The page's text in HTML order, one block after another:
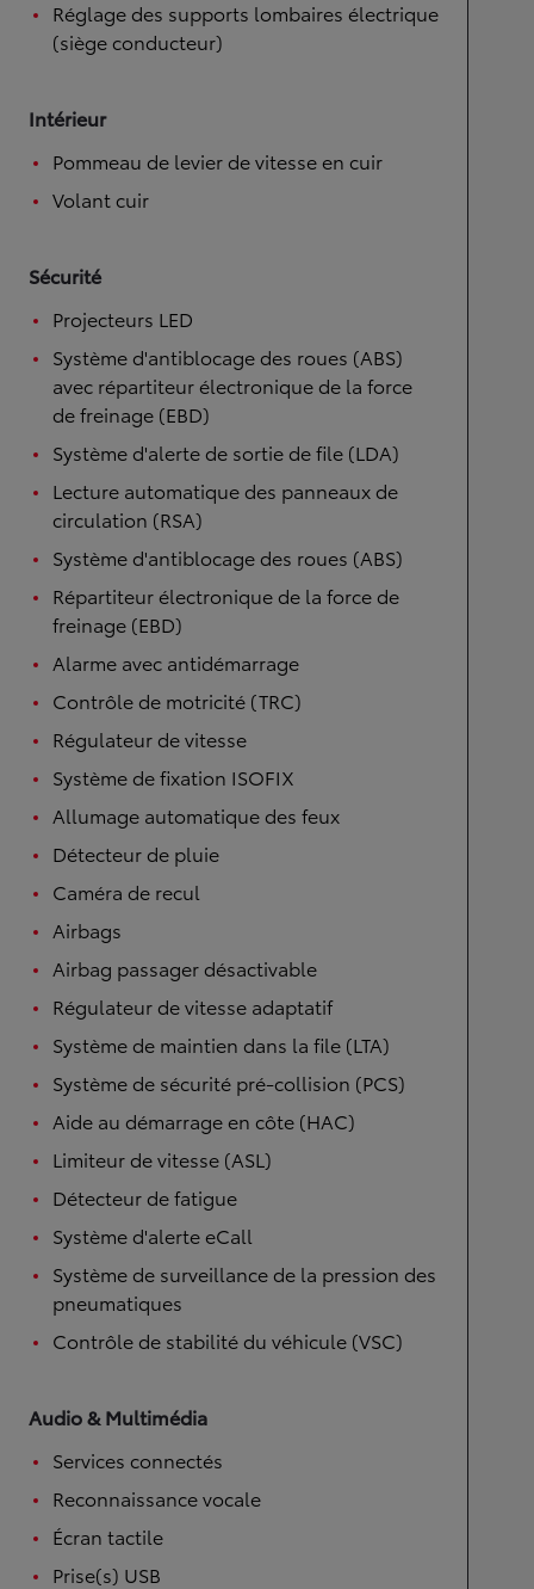
Réglage des supports lombaires électrique
(siège conducteur)
Intérieur
Pommeau de levier de vitesse en cuir
Volant cuir
Sécurité
Projecteurs LED
Système d'antiblocage des roues (ABS)
avec répartiteur électronique de la force
de freinage (EBD)
Système d'alerte de sortie de file (LDA)
Lecture automatique des panneaux de
circulation (RSA)
Système d'antiblocage des roues (ABS)
Répartiteur électronique de la force de
freinage (EBD)
Alarme avec antidémarrage
Contrôle de motricité (TRC)
Régulateur de vitesse
Système de fixation ISOFIX
Allumage automatique des feux
Détecteur de pluie
Caméra de recul
Airbags
Airbag passager désactivable
Régulateur de vitesse adaptatif
Système de maintien dans la file (LTA)
Système de sécurité pré-collision (PCS)
Aide au démarrage en côte (HAC)
Limiteur de vitesse (ASL)
Détecteur de fatigue
Système d'alerte eCall
Système de surveillance de la pression des
pneumatiques
Contrôle de stabilité du véhicule (VSC)
Audio & Multimédia
Services connectés
Reconnaissance vocale
Écran tactile
Prise(s) USB